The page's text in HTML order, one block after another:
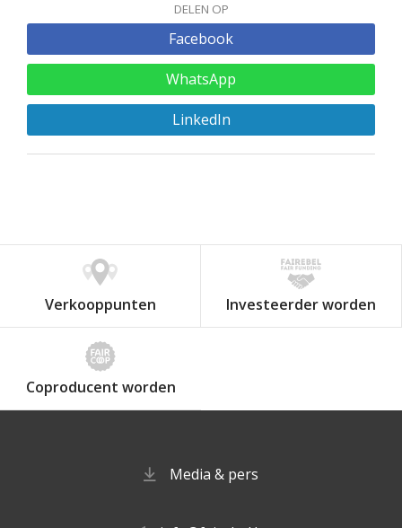
DELEN OP
Facebook
WhatsApp
LinkedIn
Verkooppunten Investeerder worden
Coproducent worden
Media & pers